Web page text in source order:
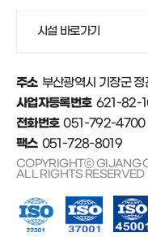
시설 바로가기
주소 부산광역시 기장군
사업자등록번호 621-82-
전화번호 051-792-4700
팩스 051-728-8019
COPYRIGHTⓒ GIJANG
ALL RIGHTS RESERVED